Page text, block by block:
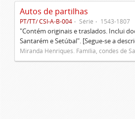
Autos de partilhas
PT/TT/ CSI-A-B-004 Série 1543-1807
"Contém originais e traslados. Inclui
Santarém e Setúbal". [Segue-se a
Miranda Henriques. Família, condes de